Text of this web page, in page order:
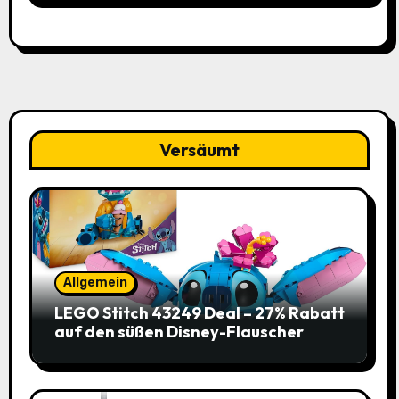
Versäumt
Allgemein
LEGO Stitch 43249 Deal – 27% Rabatt
auf den süßen Disney-Flauscher